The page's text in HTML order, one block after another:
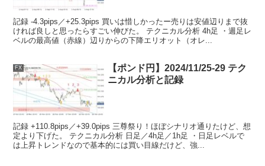
記録 -4.3pips／+25.3pips 買いは惜しかったー売りは安値辺りまで抜
ければ良しと思ったらすごい伸びた。 テクニカル分析 4h足 ・週足レ
ベルの最高値（赤線）辺りからの下降エリオット（オレ...
FX
【ポンド円】2024/11/25-29 テク
ニカル分析と記録
記録 +110.8pips／+39.0pips 三尊祭り！ほぼシナリオ通りたけど、想
定より下げた。 テクニカル分析 日足／4h足／1h足 ・日足レベルで
は上昇トレンドなので基本的には買い目線だけど、強...